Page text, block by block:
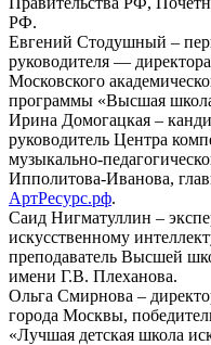
РФ.
Евгений Стодушный –
руководителя —
Московского
программы «Высшая
Ирина Домогацкая –
руководитель Центра
музыкально-
Ипполитова-Иванова,
АртРесурс.рф.
Саид Нигматуллин –
искусственному
преподаватель Высшей
имени Г.В. Плеханова.
Ольга Смирнова –
города Москвы,
«Лучшая детская школа